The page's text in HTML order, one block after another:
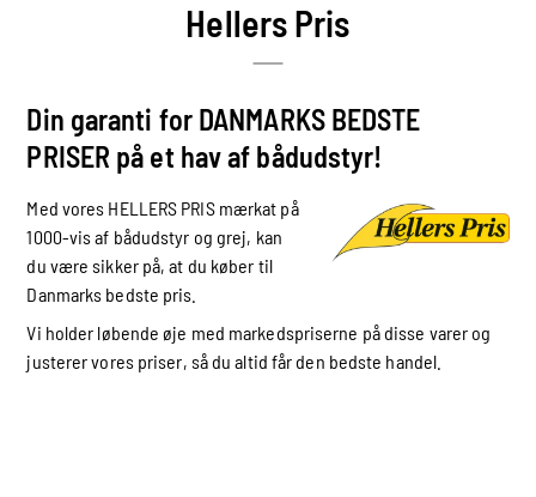
Hellers Pris
Din garanti for DANMARKS BEDSTE
PRISER på et hav af bådudstyr!
Med vores HELLERS PRIS mærkat på
1000-vis af bådudstyr og grej, kan
du være sikker på, at du køber til
Danmarks bedste pris.
Vi holder løbende øje med markedspriserne på disse varer og
justerer vores priser, så du altid får den bedste handel.